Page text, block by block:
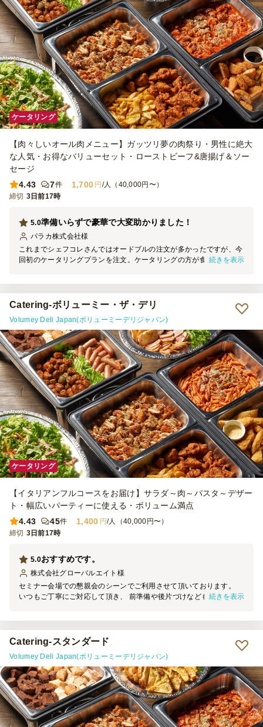
ケータリング
【肉々しいオール肉メニュー】ガッツリ夢の肉祭り・男性に絶大
な人気・お得なバリューセット・ローストビーフ&唐揚げ＆ソー
セージ
4.43
7件 1,700 円 /人（40,000円〜）
締切 3日前17時
準備いらずで豪華で大変助かりました！
5.0
パラカ株式会社様
これまでシェフコレさんではオードブルの注文が多かったですが、今
回初のケータリングプランを注文。ケータリングの方が食事を並べる
っと特別に、でもコスパは抜群に良く、大変助かりました。急な注文
でしたが柔軟にご対応いただけてありがたかったです。また次回も利
続きを表示
Catering-ボリューミー・ザ・デリ
Volumey Deli Japan(ボリューミーデリジャパン)
ケータリング
【イタリアンフルコースをお届け】サラダ～肉～パスタ～デザー
ト・幅広いパーティーに使える・ボリューム満点
4.43
45件 1,400 円/人（40,000円〜）
締切 3日前17時
おすすめです。
5.0
株式会社グローバルエイト 様
セミナー会場での懇親会のシーンでご利用させて頂いております。
いつもご丁寧にご対応して頂き、 前準備や後片づけなどもしっかり
続きを表示
Catering-スタンダード
Volumey Deli Japan(ボリューミーデリジャパン)